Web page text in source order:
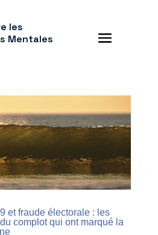
les
Mentales
et fraude électorale : les
complot qui ont marqué la